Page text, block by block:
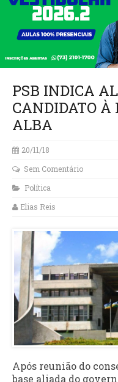
PSB INDICA
CANDIDATO À
ALBA
20/11/18
Sem Comentário
Política
Elias Reis
Após reunião do
base aliada do